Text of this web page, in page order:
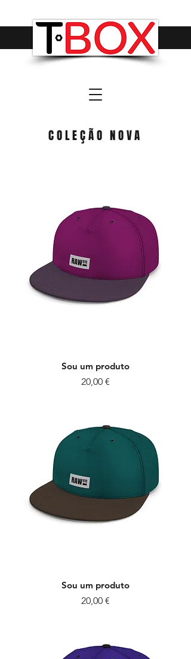
COLEÇÃO NOVA
Sou um produto
Preço
20,00 €
Sou um produto
Preço
20,00 €